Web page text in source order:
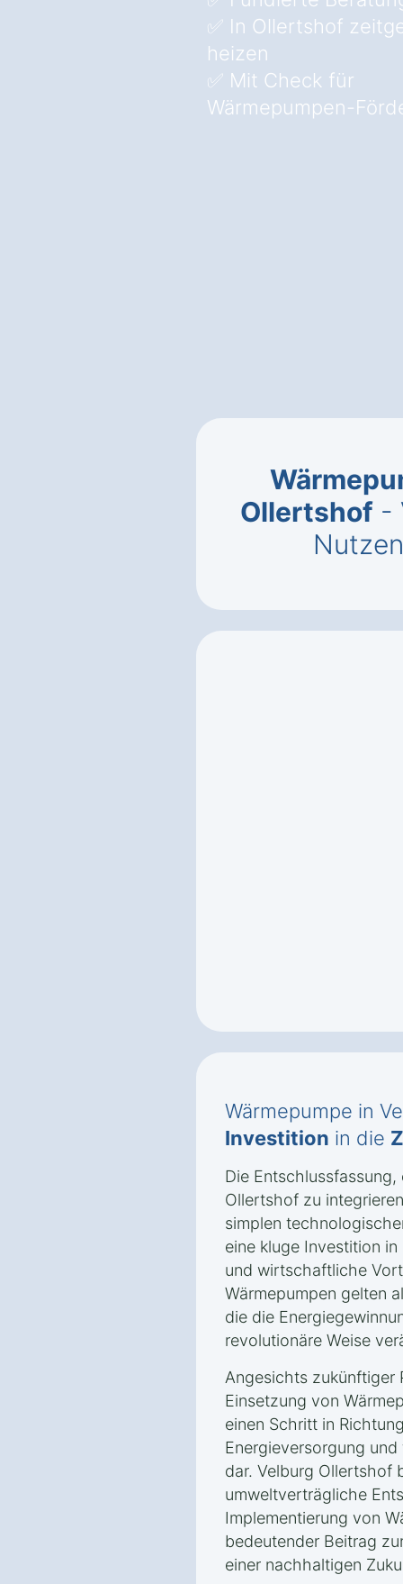
✅ In Ollertshof
heizen
✅ Mit Check für
Wärmepumpen-
Ollertshof-
Wärmepumpe in
Investition in die
Die
Ollertshof zu
simplen
eine kluge Investition
und wirtschaftliche
Wärmepumpen gelten
die die
revolutionäre Weise
Angesichts zukünftiger
Einsetzung von
einen Schritt in
Energieversorgung
dar. Velburg Ollertshof
umweltverträgliche
Implementierung von
bedeutender Beitrag
einer nachhaltigen